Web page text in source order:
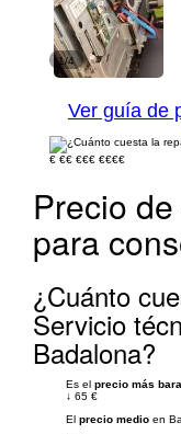
1/4
Ver guía de
€ €€ €€€ €€€€
Precio
para
¿Cuánto
Servicio
Badalona?
Es el precio más
↓ 65 €
El precio medio en